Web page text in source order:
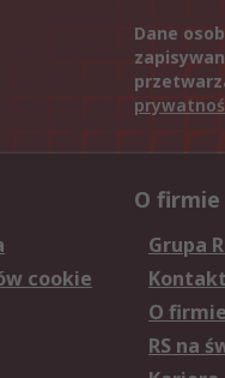
Dane
cookie
O firmie
Grupa
Kontakt
O
RS na